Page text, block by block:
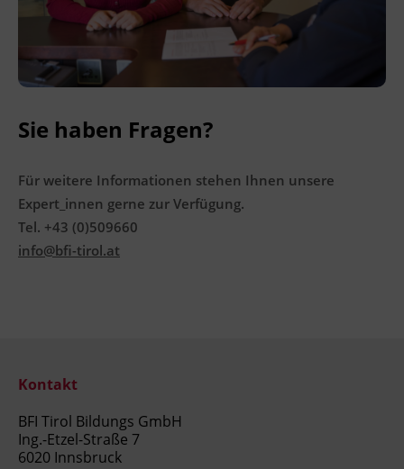
folgende Voraussetzungen erfüllt wurden:
Mindestens 90% Anwesenheit in allen
Kursbereichen (Kompensationen sind in
Ausnahmefällen und nach Absprache
Nachweis von mindestens 200 Stunden
Positive Abschlussprüfung (mündlich
und schriftlich)
Die Abschlussprüfung setzt sich zusammen
aus
Wiederholungsprüfungen von nicht
bestandenen Prüfungsteilen sind möglich
Sie haben Fragen?
Für weitere Informationen stehen Ihnen unsere
Expert_innen gerne zur Verfügung.
Tel. +43 (0)509660
info@bfi-tirol.at
Kontakt
BFI Tirol Bildungs GmbH
Ing.-Etzel-Straße 7
6020 Innsbruck